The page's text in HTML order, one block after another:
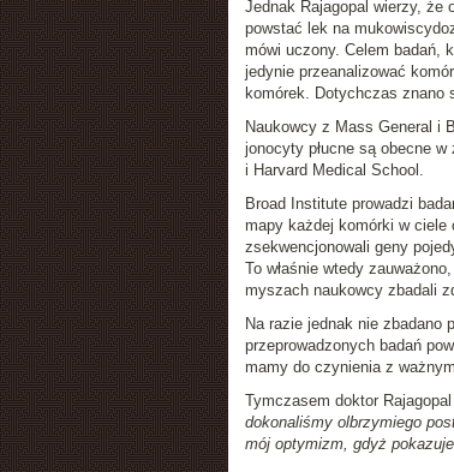
Jednak Rajagopal wierzy, że
powstać lek na
mówi uczony. Celem badań,
jedynie przeanalizować
komórek. Dotychczas znano
Naukowcy z Mass General i
jonocyty płucne są obecne
i Harvard Medical School.
Broad Institute prowadzi
mapy każdej komórki w ciele
zsekwencjonowali geny
To właśnie wtedy
myszach naukowcy zbadali
Na razie jednak nie zbadano
przeprowadzonych badań
mamy do czynienia z
Tymczasem doktor Rajagopal
dokonaliśmy olbrzymiego
mój optymizm, gdyż